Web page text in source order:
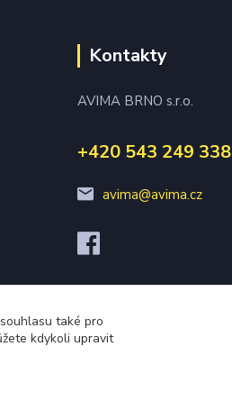
Kontakty
AVIMA BRNO s.r.o.
+420 543 249 338
avima@avima.cz
také pro
kdykoli upravit